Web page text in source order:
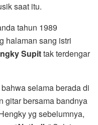
saat itu.
tahun 1989
halaman sang istri
Supittak terdengar
selama berada di
gitar bersama bandnya
yg sebelumnya,